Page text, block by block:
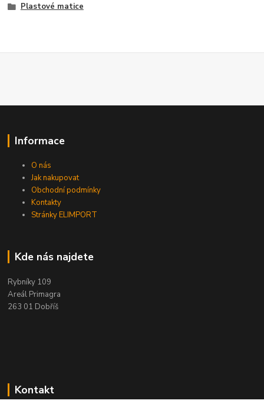
Plastové matice
Informace
O nás
Jak nakupovat
Obchodní podmínky
Kontakty
Stránky ELIMPORT
Kde nás najdete
Rybníky 109
Areál Primagra
263 01 Dobříš
Kontakt